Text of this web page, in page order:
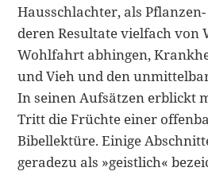
Hausschlachter, als
deren Resultate vielfach von
Wohlfahrt abhingen,
und Vieh und den
In seinen Aufsätzen erblickt
Tritt die Früchte einer
Bibellektüre. Einige
geradezu als »geistlich«